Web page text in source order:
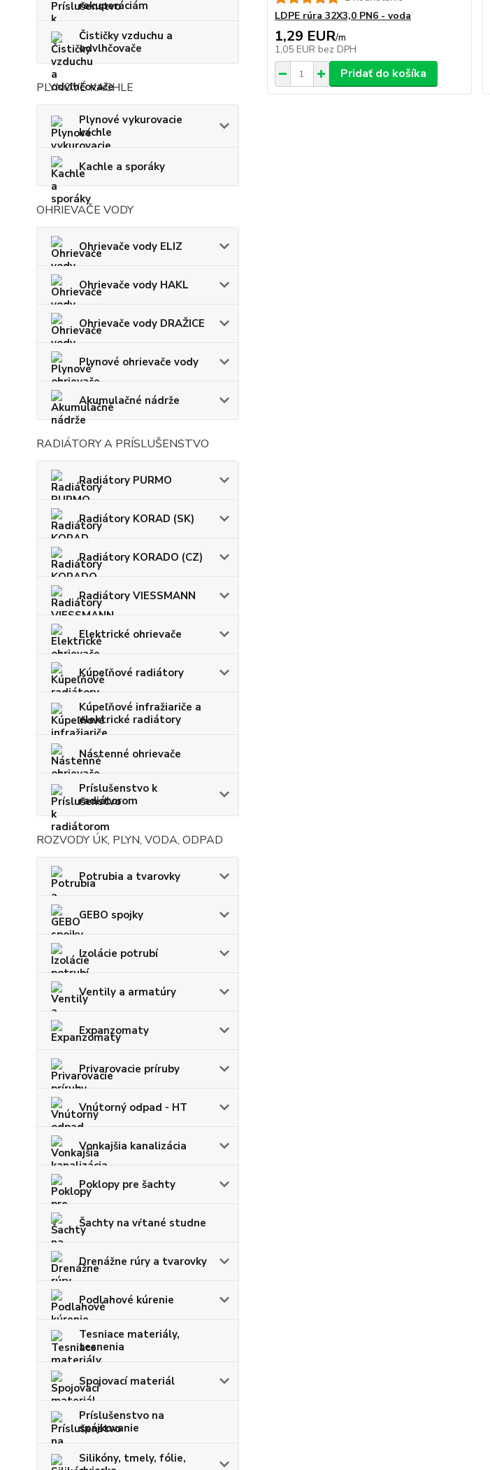
rekuperáciám
Čističky vzduchu a
odvlhčovače
PLYNOVÉ KACHLE
Plynové vykurovacie
kachle
Kachle a sporáky
OHRIEVAČE VODY
Ohrievače vody ELIZ
Ohrievače vody HAKL
Ohrievače vody DRAŽICE
Plynové ohrievače vody
Akumulačné nádrže
RADIÁTORY A PRÍSLUŠENSTVO
Radiátory PURMO
Radiátory KORAD (SK)
Radiátory KORADO (CZ)
Radiátory VIESSMANN
Elektrické ohrievače
Kúpeľňové radiátory
Kúpeľňové infražiariče a
elektrické radiátory
Nástenné ohrievače
Príslušenstvo k
radiátorom
ROZVODY ÚK, PLYN, VODA, ODPAD
Potrubia a tvarovky
GEBO spojky
Izolácie potrubí
Ventily a armatúry
Expanzomaty
Privarovacie príruby
Vnútorný odpad - HT
Vonkajšia kanalizácia
Poklopy pre šachty
Šachty na vŕtané studne
Drenážne rúry a tvarovky
Podlahové kúrenie
Tesniace materiály,
tesnenia
Spojovací materiál
Príslušenstvo na
spájkovanie
Silikóny, tmely, fólie,
LDPE rúra 32X3,0 PN6 - voda
1,29 EUR/m
1,05 EUR bez DPH
Pridať do košíka